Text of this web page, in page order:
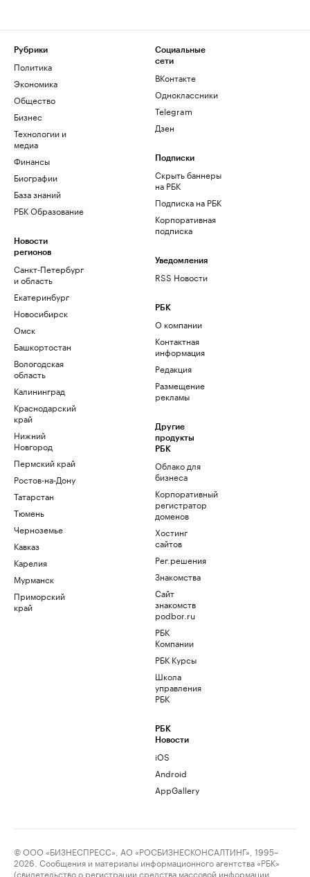
Рубрики
Политика
Экономика
Общество
Бизнес
Технологии и
медиа
Финансы
Биографии
База знаний
РБК Образование
Новости
регионов
Санкт-Петербург
и область
Екатеринбург
Новосибирск
Омск
Башкортостан
Вологодская
область
Калининград
Краснодарский
край
Нижний
Новгород
Пермский край
Ростов-на-Дону
Татарстан
Тюмень
Черноземье
Кавказ
Карелия
Мурманск
Приморский
край
Социальные
сети
ВКонтакте
Одноклассники
Telegram
Дзен
Подписки
Скрыть баннеры
на РБК
Подписка на РБК
Корпоративная
подписка
Уведомления
RSS Новости
РБК
О компании
Контактная
информация
Редакция
Размещение
рекламы
Другие
продукты
РБК
Облако для
бизнеса
Корпоративный
регистратор
доменов
Хостинг
сайтов
Рег.решения
Знакомства
Сайт
знакомств
podbor.ru
РБК
Компании
РБК Курсы
Школа
управления
РБК
РБК
Новости
iOS
Android
AppGallery
© ООО «БИЗНЕСПРЕСС», АО «РОСБИЗНЕСКОНСАЛТИНГ», 1995–
2026. Сообщения и материалы информационного агентства «РБК»
(свидетельство о регистрации средства массовой информации